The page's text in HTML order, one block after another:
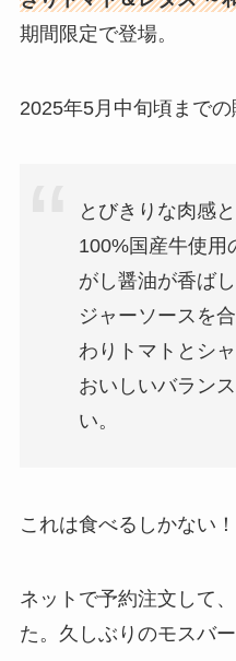
期間限定で登場。
2025年5月中旬頃までの
とびきりな肉感
100%国産牛使用
がし醤油が香ば
ジャーソースを
わりトマトとシ
おいしいバラン
い。
これは食べるしかない！
ネットで予約注文して
た。久しぶりのモスバー